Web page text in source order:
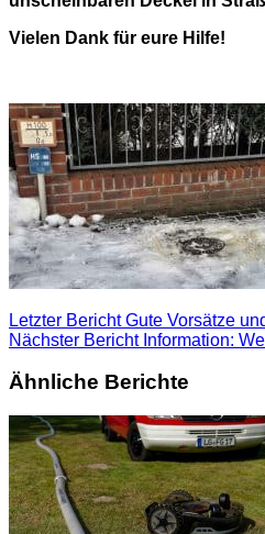
Vielen Dank für eure Hilfe!
Letzter BerichtGute Vorsätze
Nächster BerichtInformation:
Ähnliche Berichte